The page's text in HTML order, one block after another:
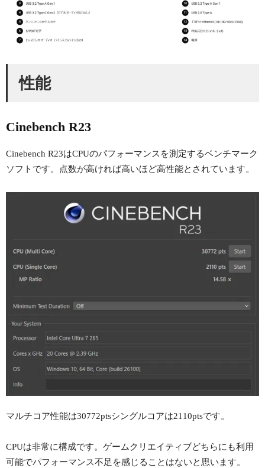
性能
Cinebench R23
Cinebench R23はCPUのパフォーマンスを測定するベンチマーク
ソフトです。点数が高ければ高いほど高性能とされています。
マルチコア性能は30772ptsシングルコアは2110ptsです。
CPUは非常に構成です。ゲームクリエイティブどちらにも利用
可能でパフォーマンス不足を感じることはないと思います。